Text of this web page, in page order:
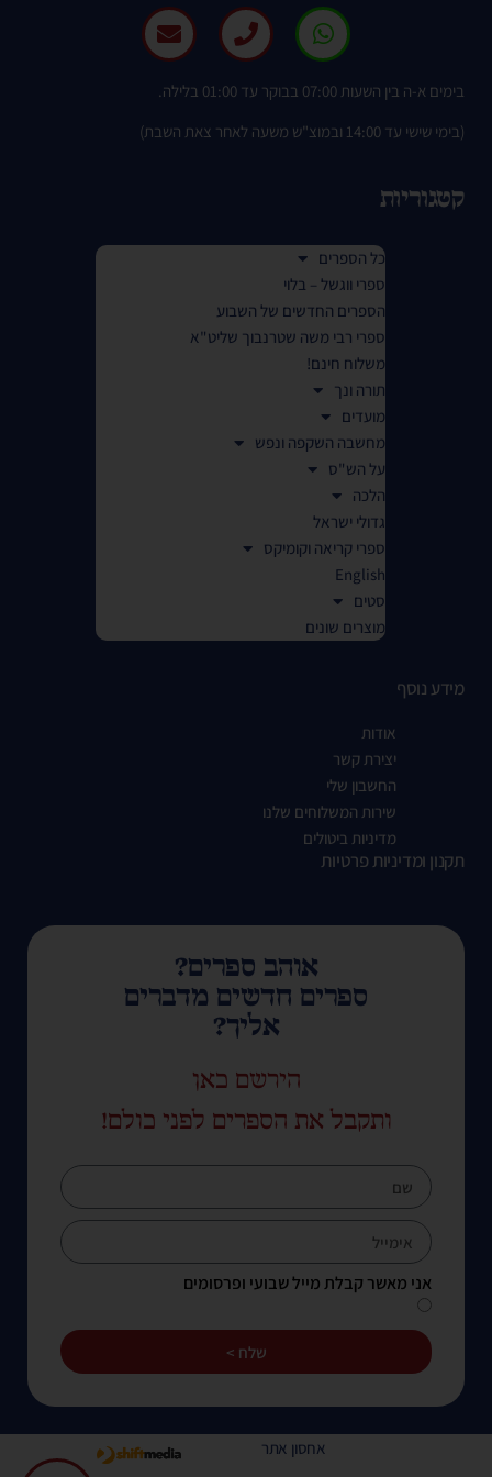
בימים א-ה בין השעות 07:00 בבוקר עד 01:00 בלילה.
(בימי שישי עד 14:00 ובמוצ"ש משעה לאחר צאת השבת)
קטגוריות
כל הספרים
ספרי ווגשל – בלוי
הספרים החדשים של השבוע
ספרי רבי משה שטרנבוך שליט"א
משלוח חינם!
תורה ונך
מועדים
מחשבה השקפה ונפש
על הש"ס
הלכה
גדולי ישראל
ספרי קריאה וקומיקס
English
סטים
מוצרים שונים
מידע נוסף
אודות
יצירת קשר
החשבון שלי
שירות המשלוחים שלנו
מדיניות ביטולים
תקנון ומדיניות פרטיות
אוהב ספרים?
ספרים חדשים מדברים
אליך?
הירשם כאן
ותקבל את הספרים לפני כולם!
אני מאשר קבלת מייל שבועי ופרסומים
שלח >
אחסון אתר